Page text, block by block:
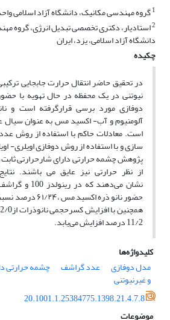
1گروه مهندسی مکانیک، دانشگاه آزاد اسلامی
2استادیار، دکتری تخصصی تبدیل انرژی، گروه
دانشگاه آزاد اسلامی، یزد، ایران
چکیده
در تحقیق حاضر انتقال حرارت جابجایی
نیوتنی در یک محفظه در حال تهویه با
دوفازی مورد برسی قرارگرفته است و
آلومنیوم و آب- اکسید مس به عنوان سیال
است. معادلات حاکم با استفاده از روش
سازی و با استفاده از روش دوفازی اویلری-
پژوهش چشمه حرارتی دارای شارحرارتی ثابت
از نظر حرارتی نیز عایق می باشند.
نشان می‌دهند که در رینولدز 100 و گراشف 10
حضور نانو ذره
11/2 درصد افزایش می‌یابد.
کلیدواژه‌ها
مدل دوفازی
عدد گراشف چشمه حرارتی
و غیرنیوتنی
20.1001.1.25384775.1398.21.4.7.8
موضوعات